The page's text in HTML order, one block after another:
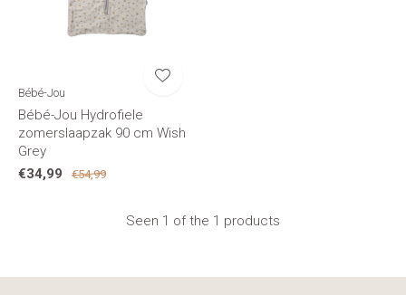
Bébé-Jou
Bébé-Jou Hydrofiele
zomerslaapzak 90 cm Wish
Grey
€34,99
€54,99
Seen 1 of the 1 products